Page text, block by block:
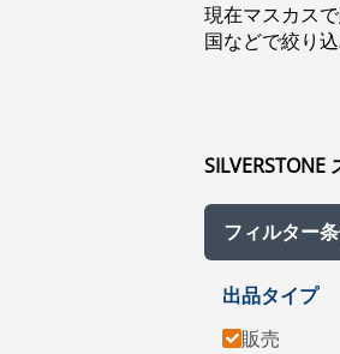
現在マスカス
国などで絞り
フィルター
出品タイプ
販売